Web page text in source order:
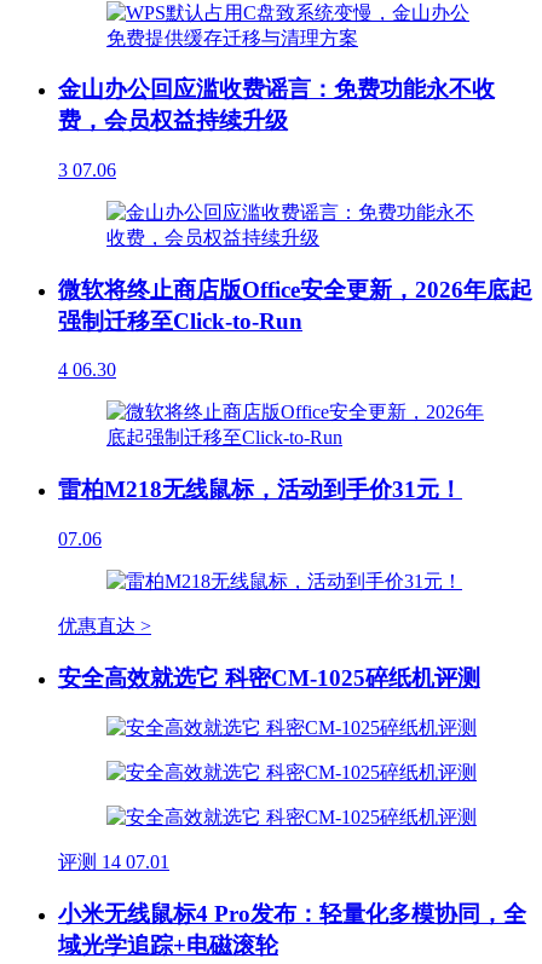
金山办公回应滥收费谣言：免费功能永不收
费，会员权益持续升级
3 07.06
微软将终止商店版Office安全更新，2026年底起
强制迁移至Click-to-Run
4 06.30
雷柏M218无线鼠标，活动到手价31元！
07.06
优惠直达 >
安全高效就选它 科密CM-1025碎纸机评测
评测 14 07.01
小米无线鼠标4 Pro发布：轻量化多模协同，全
域光学追踪+电磁滚轮